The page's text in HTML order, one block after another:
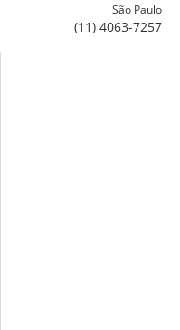
São Paulo
(11) 4063-7257